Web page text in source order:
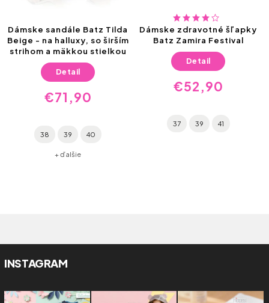
Dámske sandále Batz Tilda
Beige - na halluxy, so širším
strihom a mäkkou stielkou
€71,90
Detail
38 39 40
+ ďalšie
Dámske zdravotné šľapky
Batz Zamira Festival
€52,90
Detail
37 39 41
INSTAGRAM